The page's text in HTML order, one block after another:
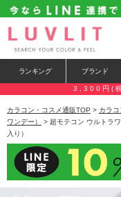
ランキング ブランド
3,300円(
カラコン・コスメ通販TOP > カラコ
ワンデー）
> 超モテコン ウルトラ
入り）